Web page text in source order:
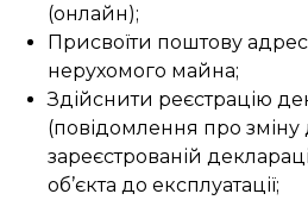
(онлайн);
Присвоїти поштову
нерухомого майна;
Здійснити реєстрацію
(повідомлення про зміну
зареєстрованій
об’єкта до експлуатації;